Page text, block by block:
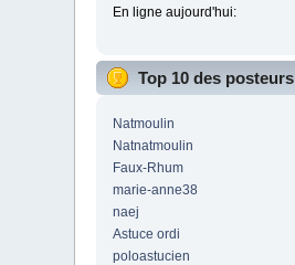
En ligne aujourd'hui:
Top 10 des posteurs
Natmoulin
Natnatmoulin
Faux-Rhum
marie-anne38
naej
Astuce ordi
poloastucien